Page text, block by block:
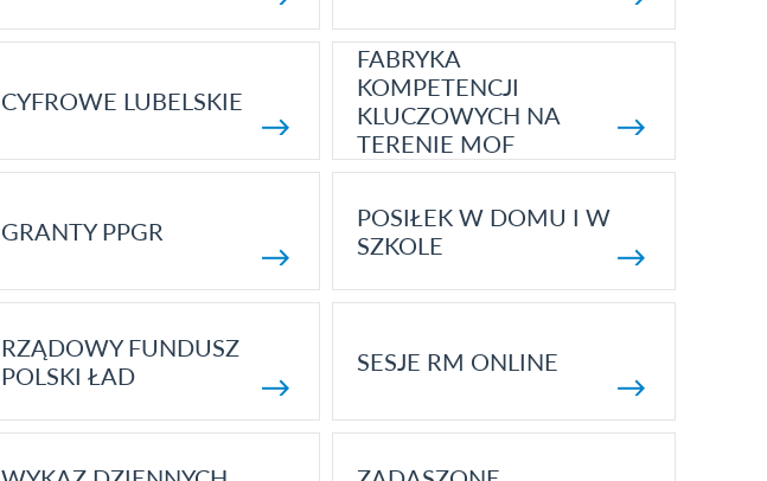
CYFROWE LUBELSKIE
FABRYKA
KOMPETENCJI
KLUCZOWYCH NA
TERENIE MOF
GRANTY PPGR
POSIŁEK W DOMU I W
SZKOLE
RZĄDOWY FUNDUSZ
POLSKI ŁAD
SESJE RM ONLINE